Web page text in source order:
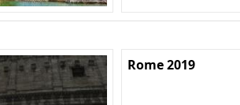
Rome 2019